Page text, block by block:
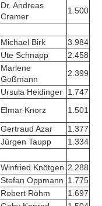
Dr. Andreas
Cramer
1.500
Michael Birk
3.984
Ute Schnapp
2.458
Marlene
Goßmann
2.399
Ursula Heidinger
1.747
Elmar Knorz
1.501
Gertraud Azar
1.377
Jürgen Taupp
1.334
Winfried Knötgen 2.288
Stefan Oppmann 1.775
Robert Röhm
1.697